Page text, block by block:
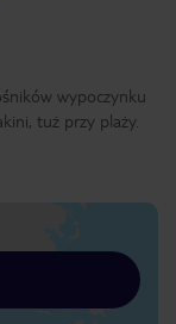
wypoczynku
tuż przy plaży.